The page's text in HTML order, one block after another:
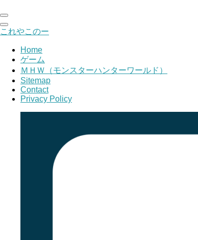
これやこのー
Home
ゲーム
ＭＨＷ（モンスターハンターワールド）
Sitemap
Contact
Privacy Policy